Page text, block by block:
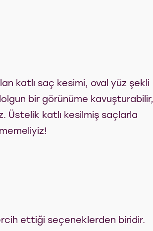
katlı saç kesimi, oval yüz şekli
bir görünüme kavuşturabilir,
Üstelik katlı kesilmiş saçlarla
ettiği seçeneklerden biridir.